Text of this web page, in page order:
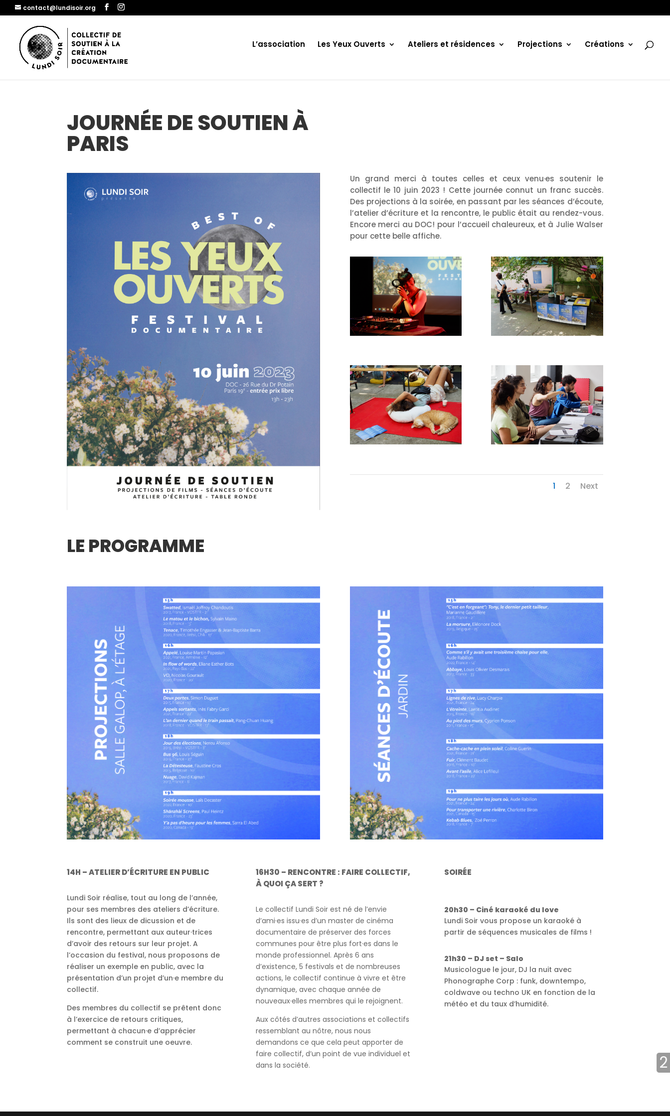
contact@lundisoir.org
Projections
JOURNÉE DE SOUTIEN À
PARIS
Un grand merci à toutes celles et ceux venu·es soutenir le
collectif le 10 juin 2023 ! Cette journée connut un franc succès.
Des projections à la soirée, en passant par les séances d’écoute,
l’atelier d’écriture et la rencontre, le public était au rendez-vous.
Encore merci au DOC! pour l’accueil chaleureux, et à Julie Walser
LE PROGRAMME
Lundi Soir réalise, tout au long de l’année,
pour ses membres des ateliers d’écriture.
Ils sont des lieux de dicussion et de
rencontre, permettant aux auteur·trices
d’avoir des retours sur leur projet. A
l’occasion du festival, nous proposons de
réaliser un exemple en public, avec la
présentation d’un projet d’un·e membre du
Des membres du collectif se prêtent donc
à l’exercice de retours critiques,
permettant à chacun·e d’apprécier
16H30 – RENCONTRE : FAIRE COLLECTIF,
Le collectif Lundi Soir est né de l’envie
d’ami·es issu·es d’un master de cinéma
documentaire de préserver des forces
communes pour être plus fort·es dans le
monde professionnel. Après 6 ans
d’existence, 5 festivals et de nombreuses
actions, le collectif continue à vivre et être
dynamique, avec chaque année de
nouveaux·elles membres qui le rejoignent.
Aux côtés d’autres associations et collectifs
ressemblant au nôtre, nous nous
demandons ce que cela peut apporter de
faire collectif, d’un point de vue individuel et
20h30 – Ciné karaoké du love
Lundi Soir vous propose un karaoké à
21h30 – DJ set – Salo
Musicologue le jour, DJ la nuit avec
Phonographe Corp : funk, downtempo,
coldwave ou techno UK en fonction de la